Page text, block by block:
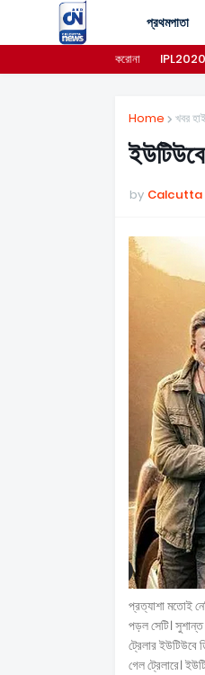
প্রথমপাতা
করোনা IPL2020
Home খবর
by Calcutta
প্রত্যাশা মতোই
পড়ল সেটি। সুশান্ত
ট্রেলার ইউটিউবে
গেল ট্রেলারে।